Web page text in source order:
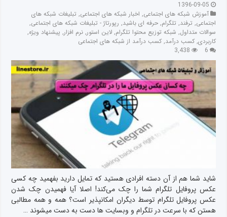
1396-09-05
آموزش شبکه های اجتماعی, اخبار شبکه های اجتماعی, تبلیغات شبکه های
اجتماعی, ترفند, تلگرام, حرفه ای باشید, رپورتاژ - تبلیغات شبکه های اجتماعی,
سوالات متداول, شبکه توزیع محتوا تلگرام, لاین استور, نرم افزار, پیشنهاد ویژه,
کاربردی, کسب درآمد, کسب درآمد از شبکه های اجتماعی
6
3,438
شاید شما هم از آن دسته افرادی هستید که تمایل دارید بفهمید چه کسی
عکس پروفایل تلگرام شما را چک می‌کند! اصلا آیا فهمیدن چک شدن
عکس پروفایل تلگرام توسط دیگران امکانپذیر است؟ همه و همه مطالبی
هستن که با سرعت در تلگرام و وبسایت ها دست به دست میشوند …